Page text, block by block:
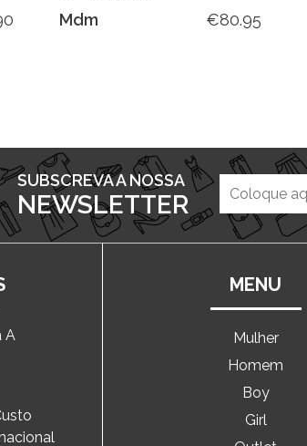
Mdm €80.95
SUBSCREVA A NOSSA
NEWSLETTER
A
MENU
Mulher
Homem
Boy
Girl